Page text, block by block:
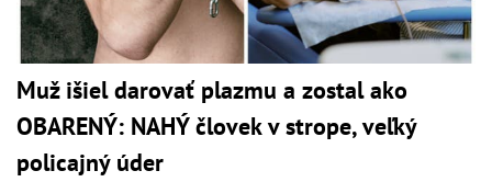
Muž išiel darovať plazmu a zostal ako
OBARENÝ: NAHÝ človek v strope, veľký
policajný úder